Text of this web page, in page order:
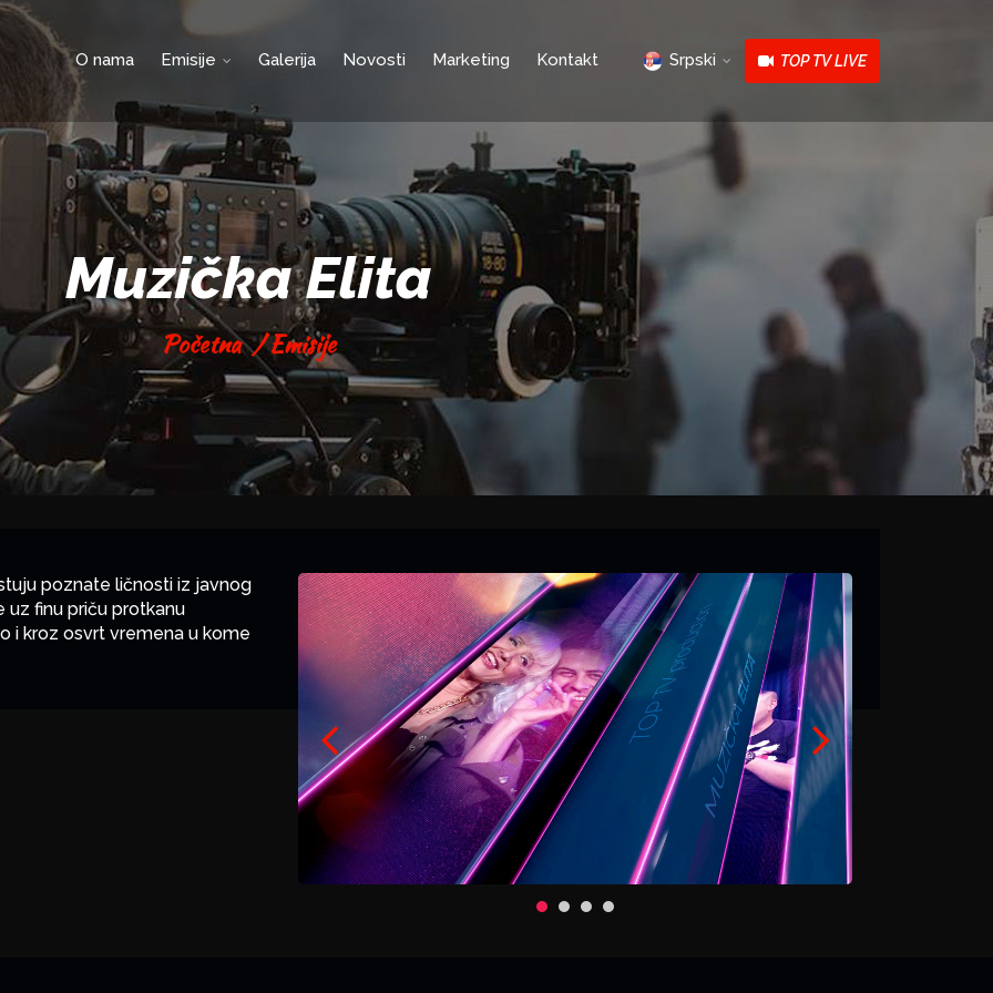
O nama Emisije Galerija Novosti Marketing Kontakt Srpski TOP TV LIVE
Muzička Elita
Početna/Emisije
poznate ličnosti iz javnog
finu priču protkanu
i kroz osvrt vremena u kome